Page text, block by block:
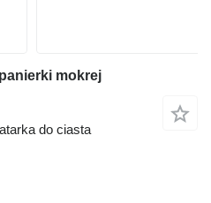
mokrej
do ciasta